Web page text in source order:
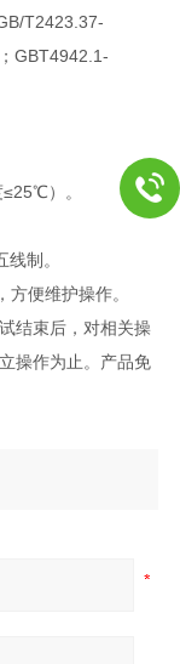
T2423.37-
GBT4942.1-
）。
制。
便维护操作。
结束后，对相关操
操作为止。产品免